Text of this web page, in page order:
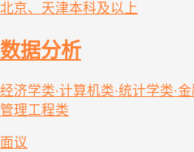
北京、天津本科及以上
数据分析
经济学类·计算机类·统计学类·
管理工程类
面议